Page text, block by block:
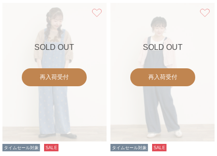
SOLD OUT
再入荷受付
タイムセール対象 SALE
SOLD OUT
再入荷受付
タイムセール対象 SALE